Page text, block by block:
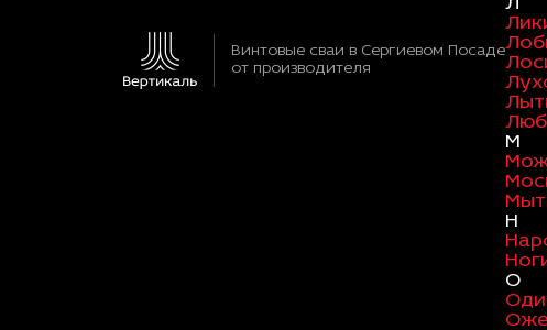
Винтовые сваи в Сергиевом Посаде
от производителя
М
Н
О